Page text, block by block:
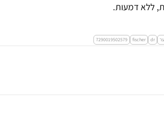
ללא דמעות.
dr
fischer
7290019502579